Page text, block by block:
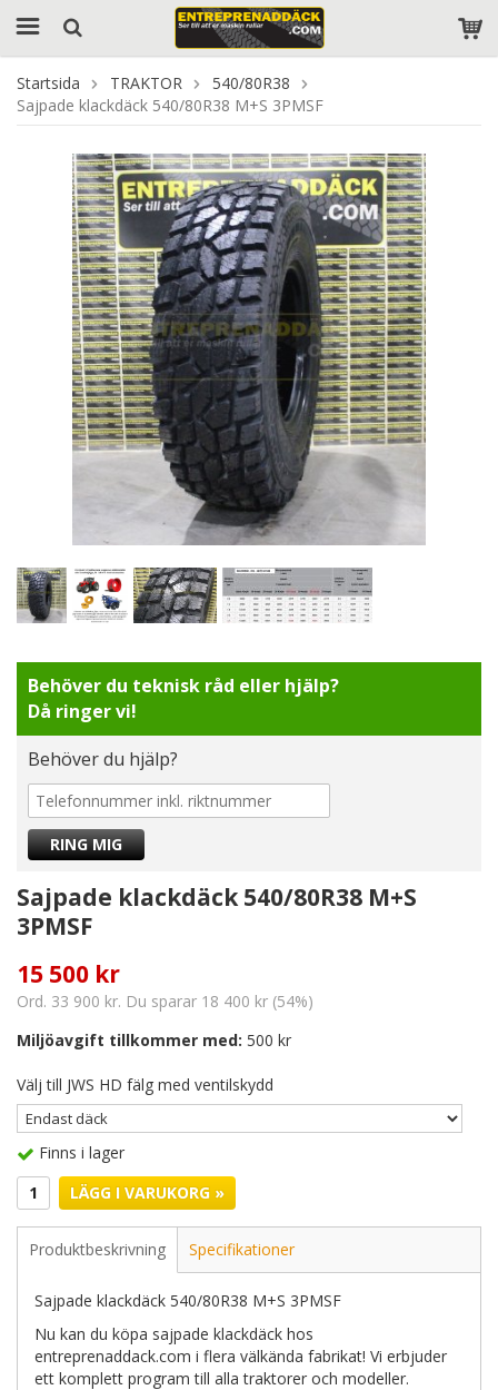
Startsida TRAKTOR
540/80R38
Sajpade klackdäck 540/80R38 M+S 3PMSF
Behöver du teknisk råd eller hjälp?
Då ringer vi!
Behöver du hjälp?
Sajpade klackdäck 540/80R38 M+S
3PMSF
15 500 kr
Ord. 33 900 kr. Du sparar 18 400 kr (54%)
Miljöavgift tillkommer med: 500 kr
Välj till JWS HD fälg med ventilskydd
Finns i lager
LÄGG I VARUKORG »
Produktbeskrivning Specifikationer
Sajpade klackdäck 540/80R38 M+S 3PMSF
Nu kan du köpa sajpade klackdäck hos
entreprenaddack.com i flera välkända fabrikat! Vi erbjuder
ett komplett program till alla traktorer och modeller.